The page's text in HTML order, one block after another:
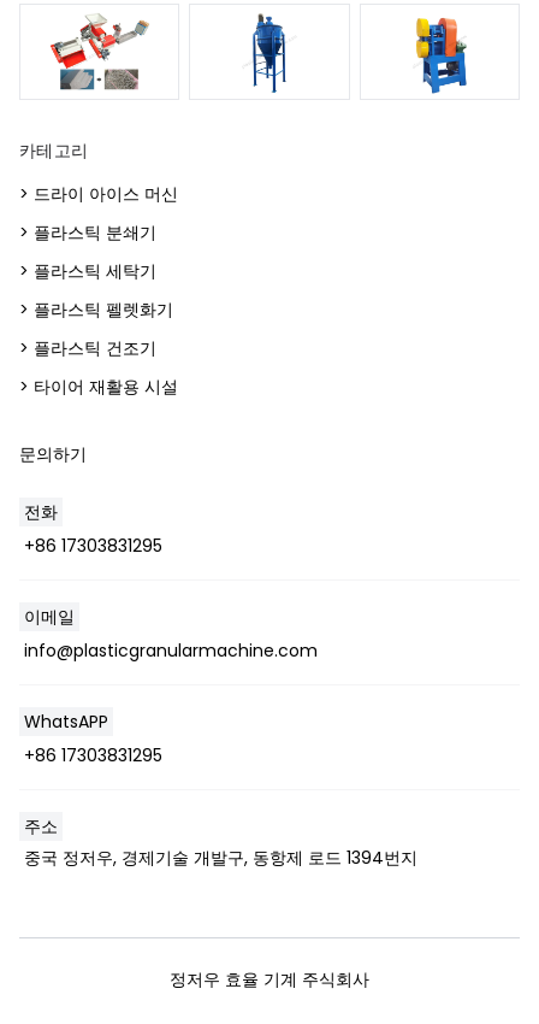
카테고리
> 드라이 아이스 머신
> 플라스틱 분쇄기
> 플라스틱 세탁기
> 플라스틱 펠렛화기
> 플라스틱 건조기
> 타이어 재활용 시설
문의하기
전화
+86 17303831295
이메일
info@plasticgranularmachine.com
WhatsAPP
+86 17303831295
주소
중국 정저우, 경제기술 개발구, 동항제 로드 1394번지
정저우 효율 기계 주식회사